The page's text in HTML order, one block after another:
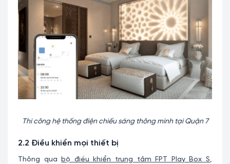
Thi công hệ thống điện chiếu sáng thông minh tại Quận 7
2.2 Điều khiển mọi thiết bị
Thông qua bộ điều khiển trung tâm FPT Play Box S,